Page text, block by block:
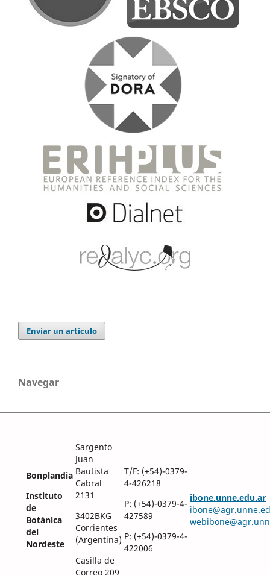
Enviar un artículo
Navegar
Bonplandia
Instituto
de
Botánica
del
Nordeste
Sargento
Juan
Bautista
Cabral
2131
3402BKG
Corrientes
(Argentina)
Casilla de
Correo 209
T/F: (+54)-0379-
4-426218
P: (+54)-0379-4-
427589
P: (+54)-0379-4-
422006
ibone.unne.edu.ar